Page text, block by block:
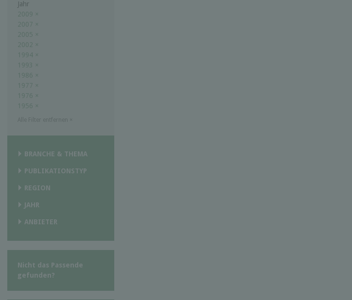
Jahr
2009 ×
2007 ×
2005 ×
2002 ×
1994 ×
1993 ×
1986 ×
1977 ×
1976 ×
1956 ×
BRANCHE & THEMA
PUBLIKATIONSTYP
REGION
JAHR
ANBIETER
Nicht das Passende
gefunden?